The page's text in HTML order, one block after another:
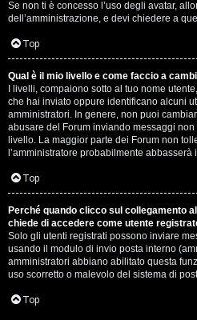
Se non ti è concesso l’uso degli avatar,
dell’amministrazione, e devi chiedere a
Top
Qual è il mio livello e come faccio a
I livelli, compaiono sotto al tuo nome
che hai inviato oppure identificano alcuni
amministratori. In genere, non puoi
abusare del Forum inviando messaggi
livello. La maggior parte dei Forum non
l’amministratore probabilmente
Top
Perché quando clicco sul collegamento
chiede di accedere come utente
Solo gli utenti registrati possono inviare
usando il modulo di invio posta interno
amministratori abbiano abilitato questa
uso scorretto o malevolo del sistema di
Top
o
s
t
i
n
o
P
l
a
n
e
t